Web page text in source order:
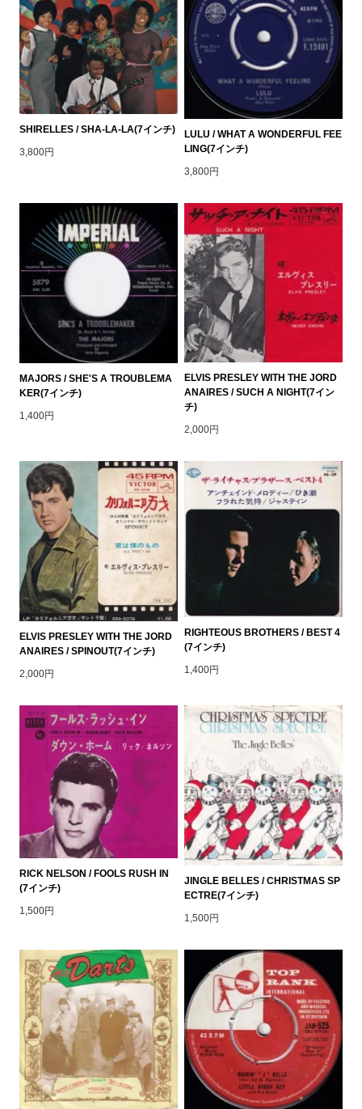
SHIRELLES / SHA-LA-LA(7インチ)
3,800円
LULU / WHAT A WONDERFUL FEE
LING(7インチ)
3,800円
MAJORS / SHE'S A TROUBLEMA
KER(7インチ)
1,400円
ELVIS PRESLEY WITH THE JORD
ANAIRES / SUCH A NIGHT(7イン
チ)
2,000円
ELVIS PRESLEY WITH THE JORD
ANAIRES / SPINOUT(7インチ)
2,000円
RIGHTEOUS BROTHERS / BEST 4
(7インチ)
1,400円
RICK NELSON / FOOLS RUSH IN
(7インチ)
1,500円
JINGLE BELLES / CHRISTMAS SP
ECTRE(7インチ)
1,500円